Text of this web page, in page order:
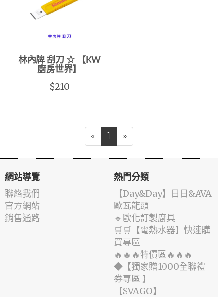
林內牌 刮刀 ☆ 【KW
廚房世界】
$210
« 1 »
網站導覽
聯絡我們
官方網站
銷售通路
熱門分類
️【Day&Day】️日日&AVA
歐瓦龍頭
🔹歐化訂製廚具
🛒🛒【電熱水器】快速購
買專區
🔥🔥🔥特價區🔥🔥🔥
◆【獨家贈1000全聯禮
券專區 】
️【SVAGO】️